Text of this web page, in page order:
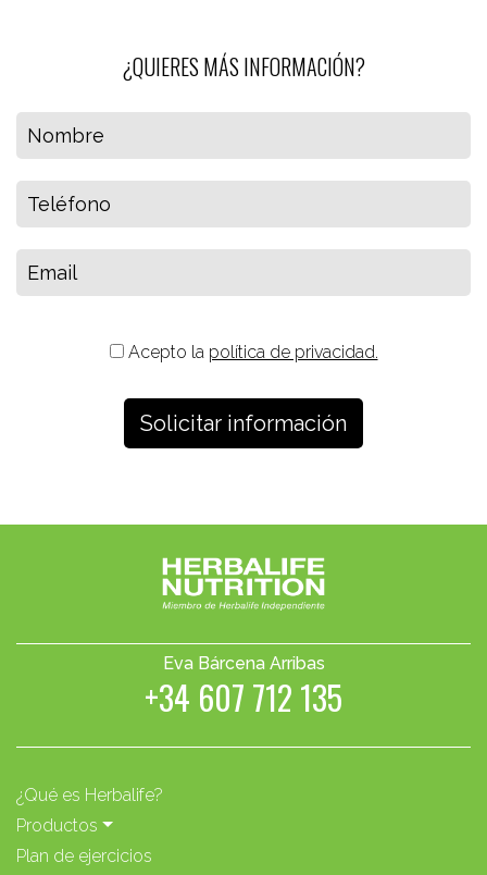
¿QUIERES MÁS INFORMACIÓN?
Acepto la política de privacidad.
Eva Bárcena Arribas
+34 607 712 135
¿Qué es Herbalife?
Productos
Plan de ejercicios